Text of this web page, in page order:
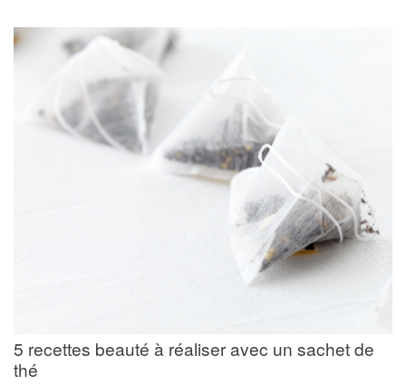
5 recettes beauté à réaliser avec un sachet de
thé